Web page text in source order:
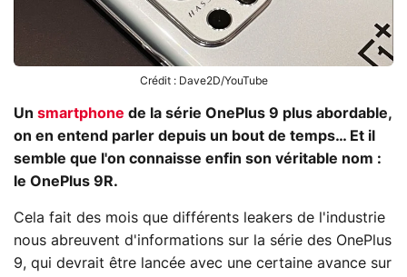
Crédit : Dave2D/YouTube
Un smartphone de la série OnePlus 9 plus abordable,
on en entend parler depuis un bout de temps… Et il
semble que l'on connaisse enfin son véritable nom :
le OnePlus 9R.
Cela fait des mois que différents leakers de l'industrie
nous abreuvent d'informations sur la série des OnePlus
9, qui devrait être lancée avec une certaine avance sur